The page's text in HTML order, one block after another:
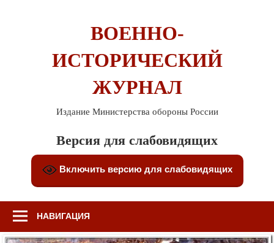
ВОЕННО-
ИСТОРИЧЕСКИЙ
ЖУРНАЛ
Издание Министерства обороны России
Версия для слабовидящих
Включить версию для слабовидящих
НАВИГАЦИЯ